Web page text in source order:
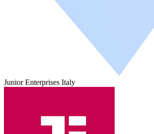
Junior Enterprises Italy